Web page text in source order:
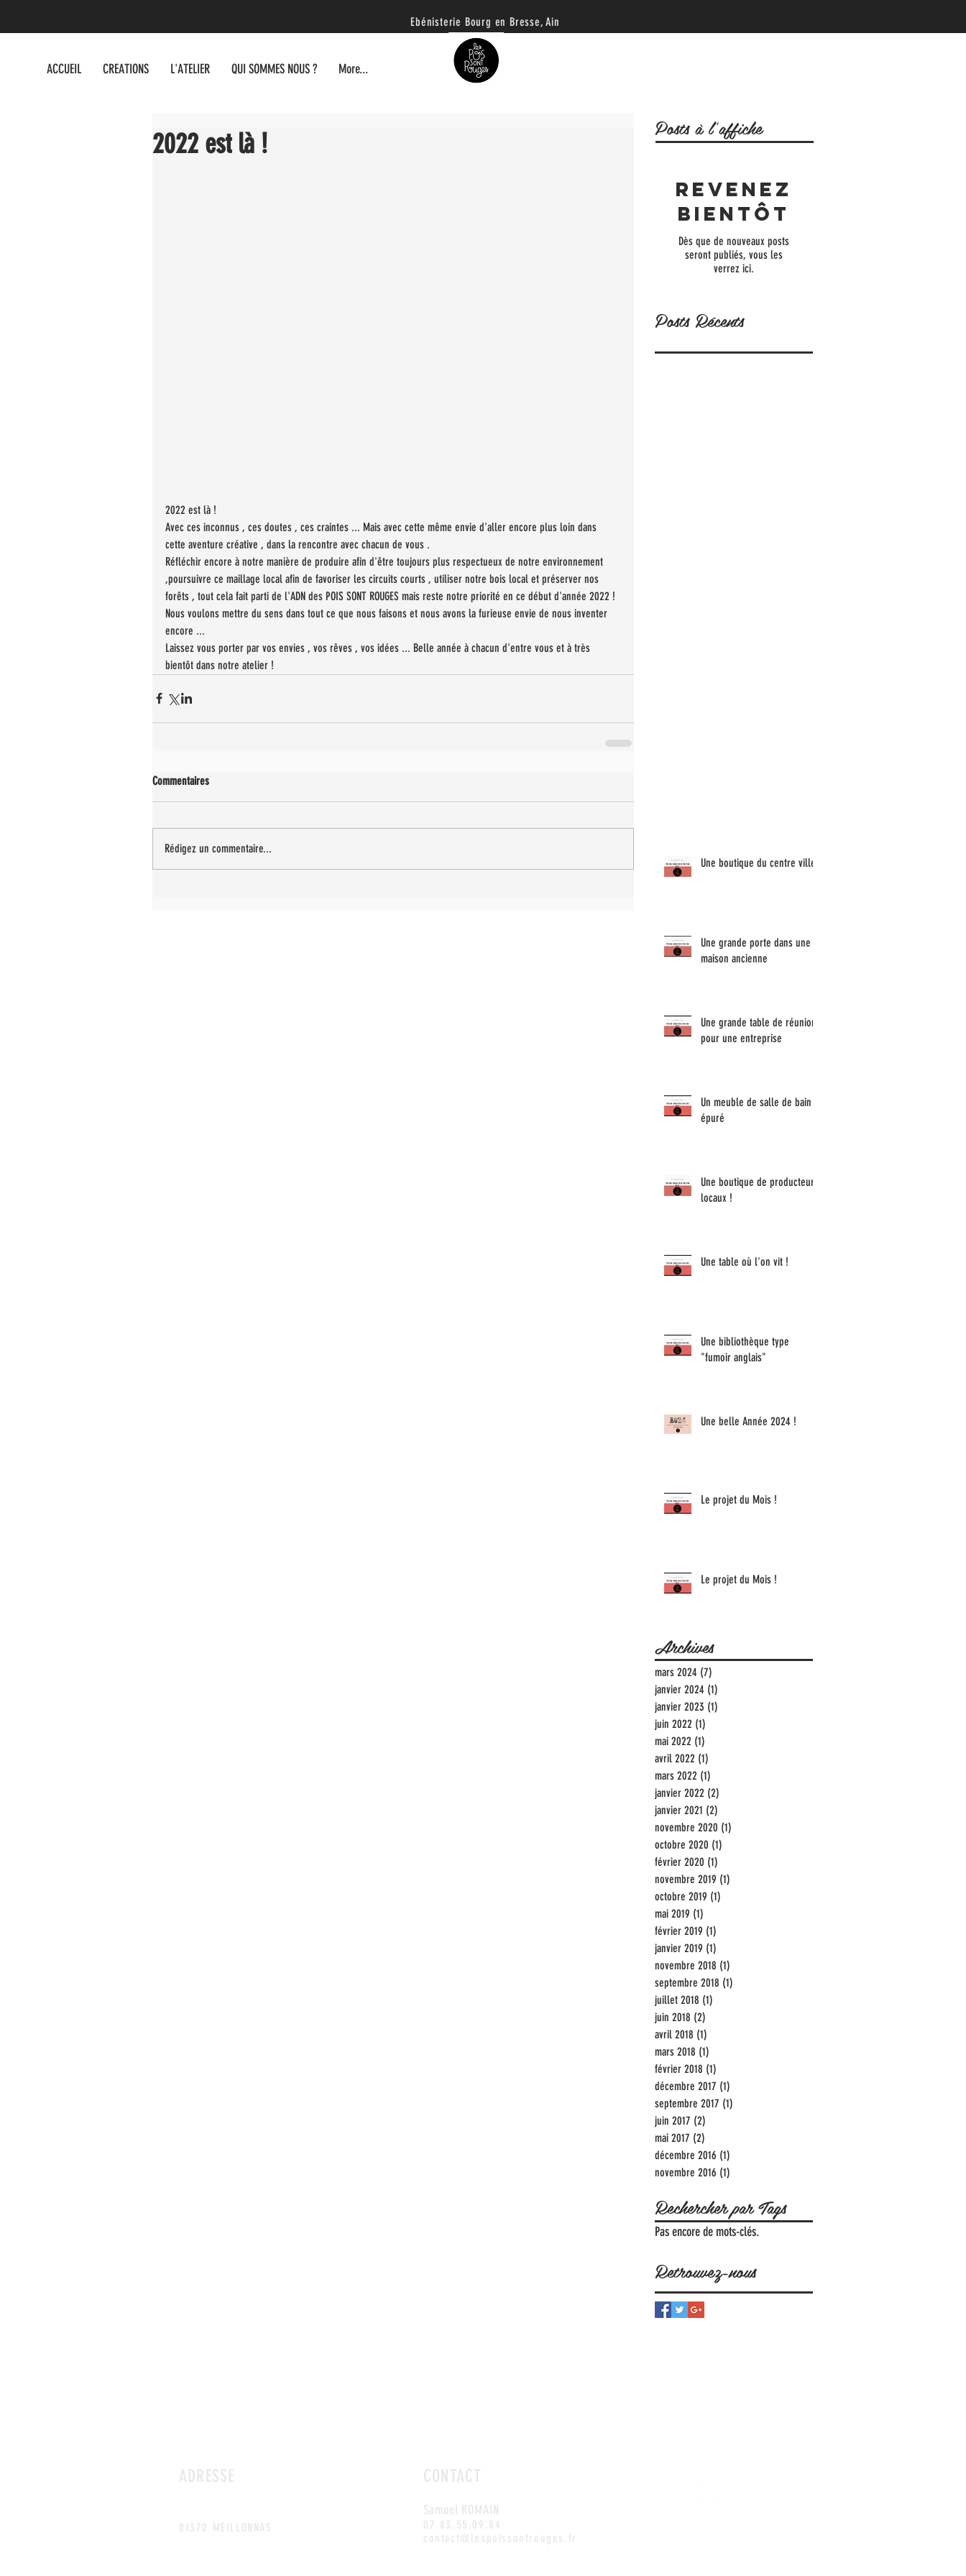
ACCUEIL CREATIONS L'ATELIER QUI SOMMES NOUS ? More...
Ebénisterie Bourg en Bresse, Ain
2022 est là !
2022 est là !
Avec ces inconnus , ces doutes , ces craintes ... Mais avec cette même envie d'aller encore plus loin dans
cette aventure créative , dans la rencontre avec chacun de vous .
Réfléchir encore à notre manière de produire afin d'être toujours plus respectueux de notre environnement
,poursuivre ce maillage local afin de favoriser les circuits courts , utiliser notre bois local et préserver nos
forêts , tout cela fait parti de l'ADN des POIS SONT ROUGES mais reste notre priorité en ce début d'année 2022 !
Nous voulons mettre du sens dans tout ce que nous faisons et nous avons la furieuse envie de nous inventer
encore ...
Laissez vous porter par vos envies , vos rêves , vos idées ... Belle année à chacun d'entre vous et à très
bientôt dans notre atelier !
Commentaires
Rédigez un commentaire...
Posts à l'affiche
Revenez
bientôt
Dès que de nouveaux posts
seront publiés, vous les
verrez ici.
Posts Récents
Une boutique du centre ville !
Une grande porte dans une
maison ancienne
Une grande table de réunion
pour une entreprise
Un meuble de salle de bain
épuré
Une boutique de producteur
locaux !
Une table où l'on vit !
Une bibliothèque type
"fumoir anglais"
Une belle Année 2024 !
Le projet du Mois !
Le projet du Mois !
Archives
mars 2024 (7)
janvier 2024 (1)
janvier 2023 (1)
juin 2022 (1)
mai 2022 (1)
avril 2022 (1)
mars 2022 (1)
janvier 2022 (2)
janvier 2021 (2)
novembre 2020 (1)
octobre 2020 (1)
février 2020 (1)
novembre 2019 (1)
octobre 2019 (1)
mai 2019 (1)
février 2019 (1)
janvier 2019 (1)
novembre 2018 (1)
septembre 2018 (1)
juillet 2018 (1)
juin 2018 (2)
avril 2018 (1)
mars 2018 (1)
février 2018 (1)
décembre 2017 (1)
septembre 2017 (1)
juin 2017 (2)
mai 2017 (2)
décembre 2016 (1)
novembre 2016 (1)
Rechercher par Tags
Pas encore de mots-clés.
Retrouvez-nous